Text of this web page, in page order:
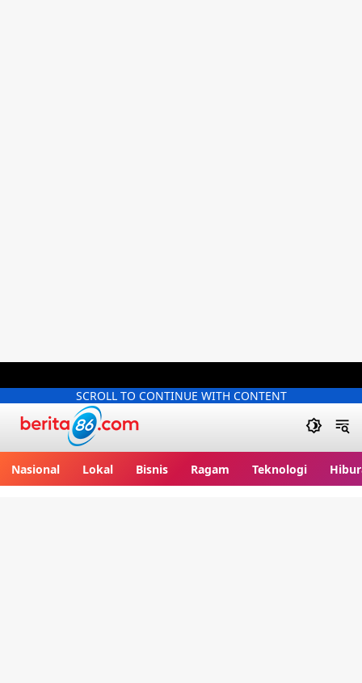
SCROLL TO CONTINUE WITH CONTENT
Nasional Lokal Bisnis Ragam Teknologi